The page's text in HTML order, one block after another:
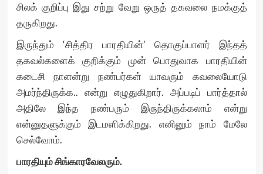
சிலக் குறிப்பு இது சற்று வேறு ஒருத் தகவலை நமக்குத்
தருகிறது.
இருந்தும் ‘சித்திர பாரதியின்’ தொகுப்பாளர் இந்தத்
தகவல்களைக் குறிக்கும் முன் பொதுவாக பாரதியின்
கடைசி நாளன்று நண்பர்கள் யாவரும் கவலையோடு
அமர்ந்திருக்க.. என்று எழுதுகிறார். அப்படிப் பார்த்தால்
அதிலே இந்த நண்பரும் இருந்திருக்கலாம் என்று
என்னுதளுக்கும் இடமளிக்கிறது. எனினும் நாம் மேலே
செல்வோம்.
பாரதியும்சிங்காரவேலரும்.